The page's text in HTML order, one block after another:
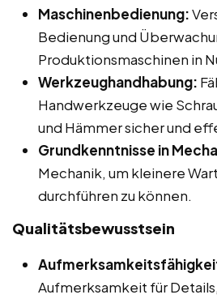
Maschinenbedienung:
Bedienung und
Produktionsmaschinen in
Werkzeughandhabung:
Handwerkzeuge wie
und Hämmer sicher und
Grundkenntnisse in
Mechanik, um kleinere
durchführen zu können.
Qualitätsbewusstsein
Aufmerksamkeit für